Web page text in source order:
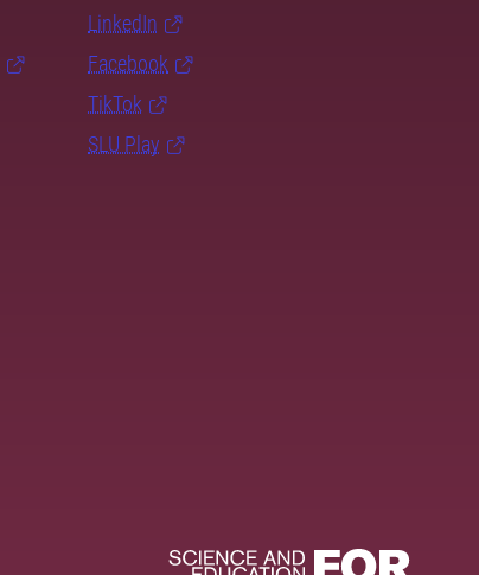
LinkedIn
Facebook
TikTok
SLU Play